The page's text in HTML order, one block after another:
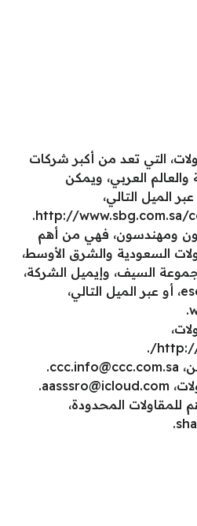
التي تعد من أكبر شركات
والعالم العربي، ويمكن
الميل التالي،
http://www.sbg.com.sa/
ومهندسون، فهي من أهم
السعودية والشرق الأوسط،
السيف، وإيميل الشركة،
، أو عبر الميل التالي،
http://
ccc.info@ccc.com.sa
.
aasssro@icloud.com
.
المحدودة،
.